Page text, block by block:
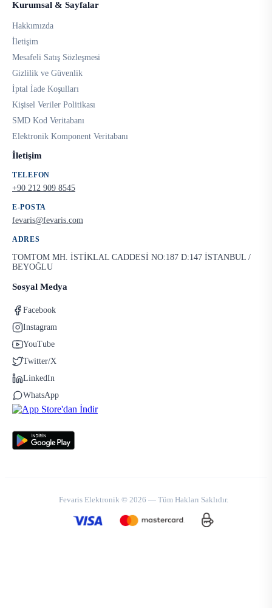
Kurumsal & Sayfalar
Hakkımızda
İletişim
Mesafeli Satış Sözleşmesi
Gizlilik ve Güvenlik
İptal İade Koşulları
Kişisel Veriler Politikası
SMD Kod Veritabanı
Elektronik Komponent Veritabanı
İletişim
TELEFON
+90 212 909 8545
E-POSTA
fevaris@fevaris.com
ADRES
TOMTOM MH. İSTİKLAL CADDESİ NO:187 D:147 İSTANBUL /
BEYOĞLU
Sosyal Medya
Facebook
Instagram
YouTube
Twitter/X
LinkedIn
WhatsApp
Fevaris Elektronik © 2026 — Tüm Hakları Saklıdır.